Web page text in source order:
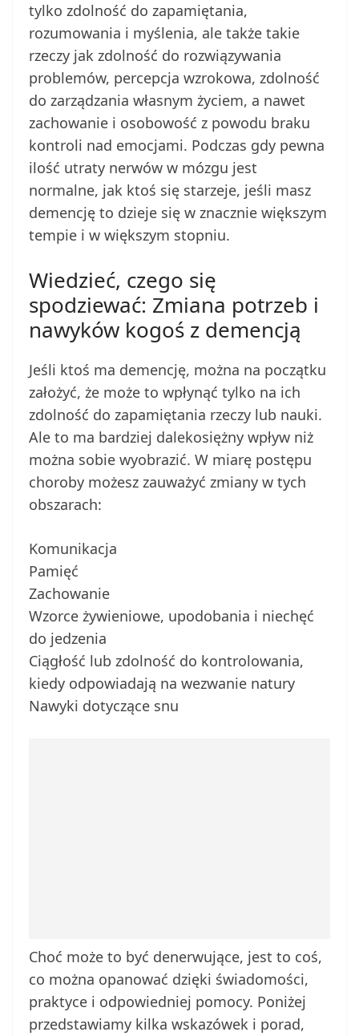
tylko zdolność do zapamiętania,
rozumowania i myślenia, ale także takie
rzeczy jak zdolność do rozwiązywania
problemów, percepcja wzrokowa, zdolność
do zarządzania własnym życiem, a nawet
zachowanie i osobowość z powodu braku
kontroli nad emocjami. Podczas gdy pewna
ilość utraty nerwów w mózgu jest
normalne, jak ktoś się starzeje, jeśli masz
demencję to dzieje się w znacznie większym
tempie i w większym stopniu.
Wiedzieć, czego się
spodziewać: Zmiana potrzeb i
nawyków kogoś z demencją
Jeśli ktoś ma demencję, można na początku
założyć, że może to wpłynąć tylko na ich
zdolność do zapamiętania rzeczy lub nauki.
Ale to ma bardziej dalekosiężny wpływ niż
można sobie wyobrazić. W miarę postępu
choroby możesz zauważyć zmiany w tych
obszarach:
Komunikacja
Pamięć
Zachowanie
Wzorce żywieniowe, upodobania i niechęć
do jedzenia
Ciągłość lub zdolność do kontrolowania,
kiedy odpowiadają na wezwanie natury
Nawyki dotyczące snu
Choć może to być denerwujące, jest to coś,
co można opanować dzięki świadomości,
praktyce i odpowiedniej pomocy. Poniżej
przedstawiamy kilka wskazówek i porad,